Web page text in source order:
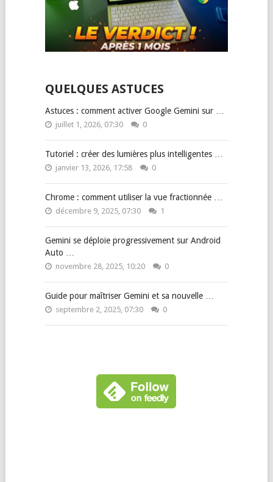
QUELQUES ASTUCES
Astuces : comment activer Google Gemini sur …
juillet 1, 2026, 07:30 0
Tutoriel : créer des lumières plus intelligentes …
janvier 13, 2026, 17:58 0
Chrome : comment utiliser la vue fractionnée …
décembre 9, 2025, 07:30 1
Gemini se déploie progressivement sur Android
Auto …
novembre 28, 2025, 10:20 0
Guide pour maîtriser Gemini et sa nouvelle …
septembre 2, 2025, 07:30 0